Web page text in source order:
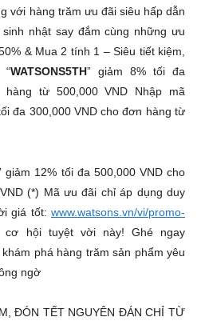
với hàng trăm ưu đãi siêu hấp dẫn
nhật say đắm cùng những ưu
& Mua 2 tính 1 – Siêu tiết kiệm,
“WATSONS5TH” giảm 8% tối đa
hàng từ 500,000 VND Nhập mã
đa 300,000 VND cho đơn hàng từ
giảm 12% tối đa 500,000 VND cho
(*) Mã ưu đãi chỉ áp dụng duy
giá tốt: www.watsons.vn/vi/promo-
hội tuyệt vời này! Ghé ngay
phá hàng trăm sản phẩm yêu
ngờ
ĐÓN TẾT NGUYÊN ĐÁN CHỈ TỪ